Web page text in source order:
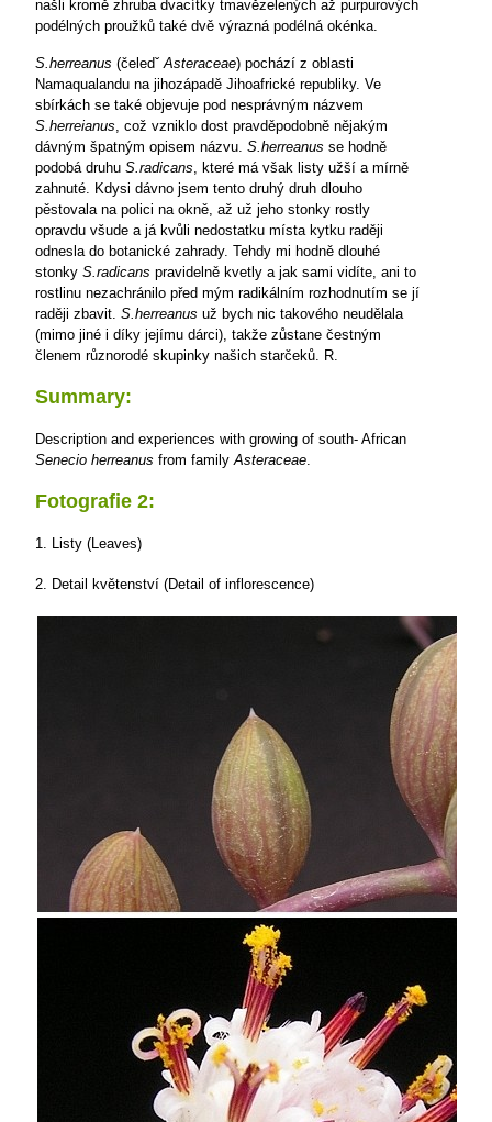
našli kromě zhruba dvacítky tmavězelených až purpurových
podélných proužků také dvě výrazná podélná okénka.
S.herreanus (čeledˇAsteraceae) pochází z oblasti
Namaqualandu na jihozápadě Jihoafrické republiky. Ve
sbírkách se také objevuje pod nesprávným názvem
S.herreianus, což vzniklo dost pravděpodobně nějakým
dávným špatným opisem názvu. S.herreanus se hodně
podobá druhu S.radicans, které má však listy užší a mírně
zahnuté. Kdysi dávno jsem tento druhý druh dlouho
pěstovala na polici na okně, až už jeho stonky rostly
opravdu všude a já kvůli nedostatku místa kytku raději
odnesla do botanické zahrady. Tehdy mi hodně dlouhé
stonky S.radicans pravidelně kvetly a jak sami vidíte, ani to
rostlinu nezachránilo před mým radikálním rozhodnutím se jí
raději zbavit. S.herreanus už bych nic takového neudělala
(mimo jiné i díky jejímu dárci), takže zůstane čestným
členem různorodé skupinky našich starčeků. R.
Summary:
Description and experiences with growing of south- African
Senecio herreanus from familyAsteraceae.
Fotografie 2:
1. Listy (Leaves)
2. Detail květenství (Detail of inflorescence)